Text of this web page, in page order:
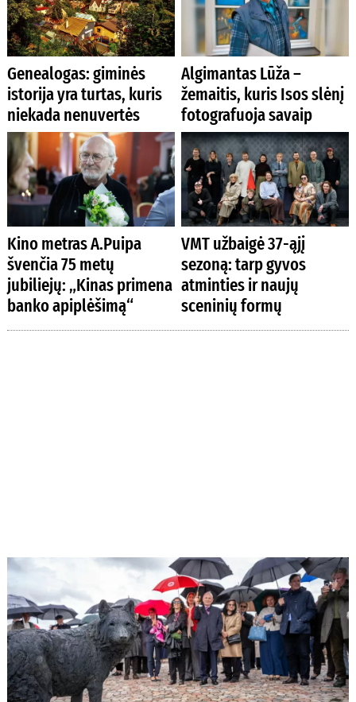
Genealogas: giminės
istorija yra turtas, kuris
niekada nenuvertės
Algimantas Lūža –
žemaitis, kuris Isos slėnį
fotografuoja savaip
Kino metras A.Puipa
švenčia 75 metų
jubiliejų: „Kinas primena
banko apiplėšimą“
VMT užbaigė 37-ąjį
sezoną: tarp gyvos
atminties ir naujų
sceninių formų